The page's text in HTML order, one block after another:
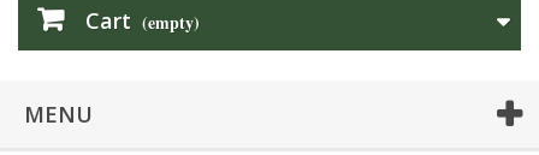
Cart (empty)
MENU